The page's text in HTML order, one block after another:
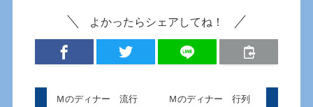
よかったらシェアしてね！
Ｍのディナー 流行
Ｍのディナー 行列